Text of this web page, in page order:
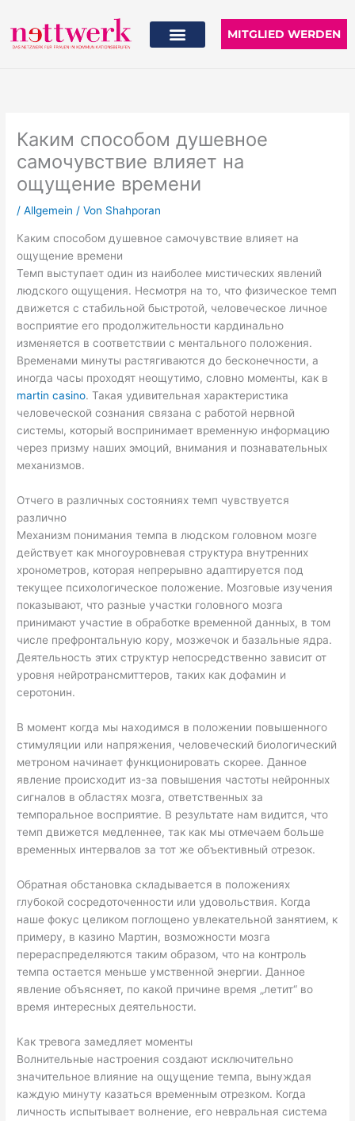
Inhalt
springen
MITGLIED WERDEN
Каким способом душевное
самочувствие влияет на
ощущение времени
/Allgemein / Von Shahporan
Каким способом душевное самочувствие влияет на
ощущение времени
Темп выступает один из наиболее мистических явлений
людского ощущения. Несмотря на то, что физическое темп
движется с стабильной быстротой, человеческое личное
восприятие его продолжительности кардинально
изменяется в соответствии с ментального положения.
Временами минуты растягиваются до бесконечности, а
иногда часы проходят неощутимо, словно моменты, как в
martin casino. Такая удивительная характеристика
человеческой сознания связана с работой нервной
системы, который воспринимает временную информацию
через призму наших эмоций, внимания и познавательных
механизмов.
Отчего в различных состояниях темп чувствуется
различно
Механизм понимания темпа в людском головном мозге
действует как многоуровневая структура внутренних
хронометров, которая непрерывно адаптируется под
текущее психологическое положение. Мозговые изучения
показывают, что разные участки головного мозга
принимают участие в обработке временной данных, в том
числе префронтальную кору, мозжечок и базальные ядра.
Деятельность этих структур непосредственно зависит от
уровня нейротрансмиттеров, таких как дофамин и
серотонин.
В момент когда мы находимся в положении повышенного
стимуляции или напряжения, человеческий биологический
метроном начинает функционировать скорее. Данное
явление происходит из-за повышения частоты нейронных
сигналов в областях мозга, ответственных за
темпоральное восприятие. В результате нам видится, что
темп движется медленнее, так как мы отмечаем больше
временных интервалов за тот же объективный отрезок.
Обратная обстановка складывается в положениях
глубокой сосредоточенности или удовольствия. Когда
наше фокус целиком поглощено увлекательной занятием, к
примеру, в казино Мартин, возможности мозга
перераспределяются таким образом, что на контроль
темпа остается меньше умственной энергии. Данное
явление объясняет, по какой причине время „летит“ во
время интересных деятельности.
Как тревога замедляет моменты
Волнительные настроения создают исключительно
значительное влияние на ощущение темпа, вынуждая
каждую минуту казаться временным отрезком. Когда
личность испытывает волнение, его невральная система